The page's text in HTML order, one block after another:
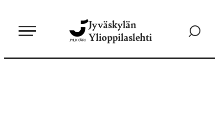
sisältöön
Jyväskylän
Ylioppilaslehti
Siirry